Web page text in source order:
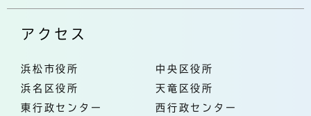
アクセス
浜松市役所
中央区役所
浜名区役所
天竜区役所
東行政センター
西行政センター